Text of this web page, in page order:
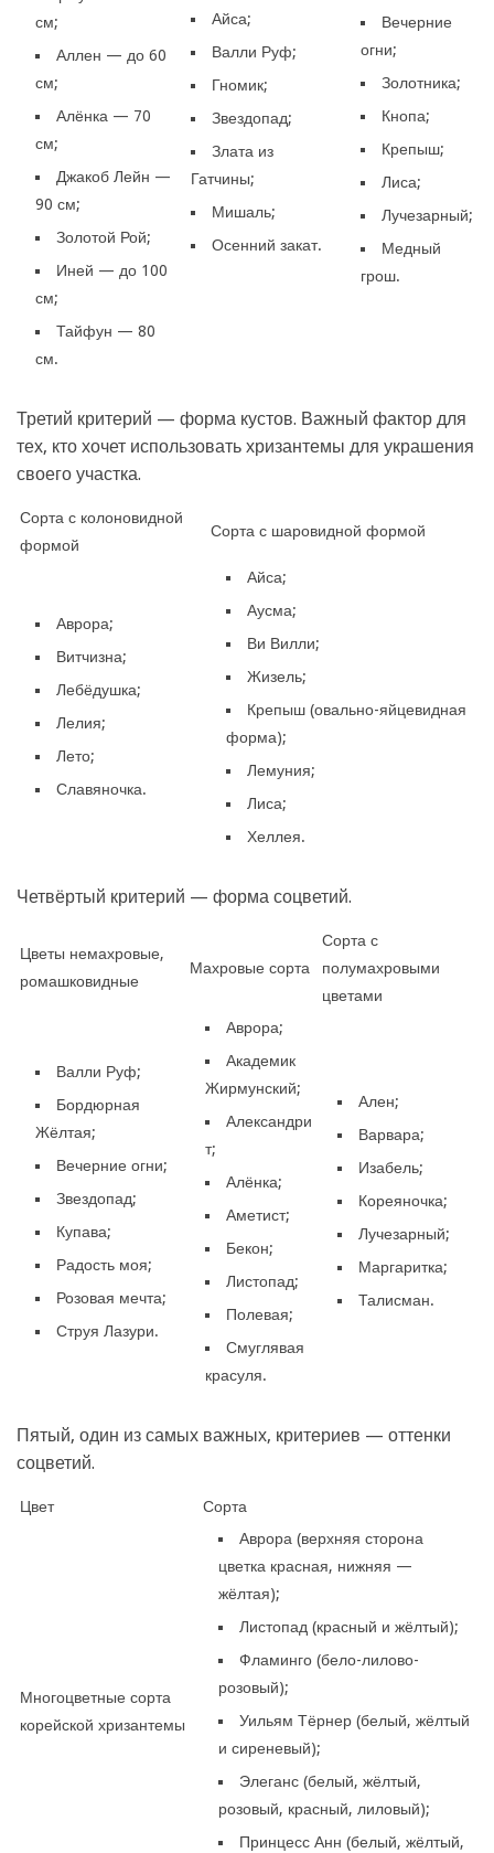
см;
Аллен — до 60
см;
Алёнка — 70
см;
Джакоб Лейн —
90 см;
Золотой Рой;
Иней — до 100
см;
Тайфун — 80
см.
Айса;
Валли Руф;
Гномик;
Звездопад;
Злата из
Гатчины;
Мишаль;
Осенний закат.
Вечерние
огни;
Золотника;
Кнопа;
Крепыш;
Лиса;
Лучезарный;
Медный
грош.
Третий критерий — форма кустов. Важный фактор для
тех, кто хочет использовать хризантемы для украшения
своего участка.
Сорта с колоновидной
формой
Сорта с шаровидной формой
Аврора;
Витчизна;
Лебёдушка;
Лелия;
Лето;
Славяночка.
Айса;
Аусма;
Ви Вилли;
Жизель;
Крепыш (овально-яйцевидная
форма);
Лемуния;
Лиса;
Хеллея.
Четвёртый критерий — форма соцветий.
Цветы немахровые,
ромашковидные
Махровые сорта
Сорта с
полумахровыми
цветами
Валли Руф;
Бордюрная
Жёлтая;
Вечерние огни;
Звездопад;
Купава;
Радость моя;
Розовая мечта;
Струя Лазури.
Аврора;
Академик
Жирмунский;
Александри
т;
Алёнка;
Аметист;
Бекон;
Листопад;
Полевая;
Смуглявая
красуля.
Ален;
Варвара;
Изабель;
Кореяночка;
Лучезарный;
Маргаритка;
Талисман.
Пятый, один из самых важных, критериев — оттенки
соцветий.
Цвет Сорта
Многоцветные сорта
корейской хризантемы
Аврора (верхняя сторона
цветка красная, нижняя —
жёлтая);
Листопад (красный и жёлтый);
Фламинго (бело-лилово-
розовый);
Уильям Тёрнер (белый, жёлтый
и сиреневый);
Элеганс (белый, жёлтый,
розовый, красный, лиловый);
Принцесс Анн (белый, жёлтый,